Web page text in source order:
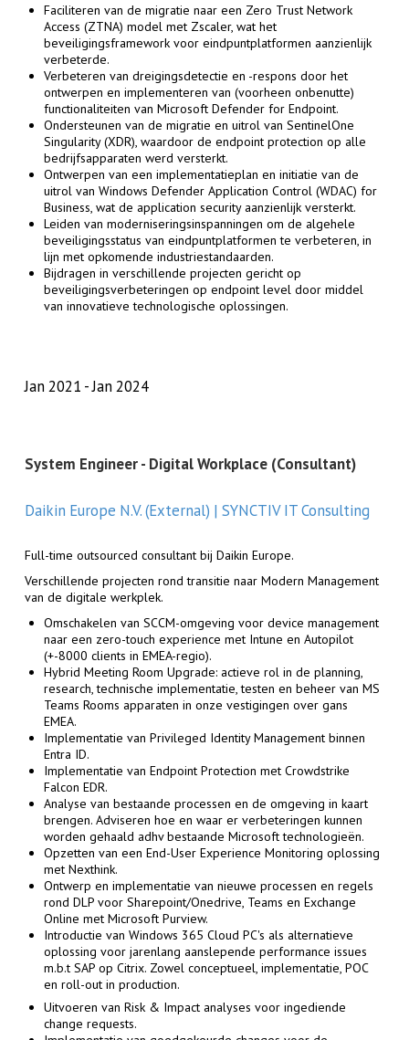
Faciliteren van de migratie naar een Zero Trust Network
Access (ZTNA) model met Zscaler, wat het
beveiligingsframework voor eindpuntplatformen aanzienlijk
verbeterde.
Verbeteren van dreigingsdetectie en -respons door het
ontwerpen en implementeren van (voorheen onbenutte)
functionaliteiten van Microsoft Defender for Endpoint.
Ondersteunen van de migratie en uitrol van SentinelOne
Singularity (XDR), waardoor de endpoint protection op alle
bedrijfsapparaten werd versterkt.
Ontwerpen van een implementatieplan en initiatie van de
uitrol van Windows Defender Application Control (WDAC) for
Business, wat de application security aanzienlijk versterkt.
Leiden van moderniseringsinspanningen om de algehele
beveiligingsstatus van eindpuntplatformen te verbeteren, in
lijn met opkomende industriestandaarden.
Bijdragen in verschillende projecten gericht op
beveiligingsverbeteringen op endpoint level door middel
van innovatieve technologische oplossingen.
Jan 2021 Jan 2024
System Engineer - Digital Workplace (Consultant)
Daikin Europe N.V. (External) | SYNCTIV IT Consulting
Full-time outsourced consultant bij Daikin Europe.
Verschillende projecten rond transitie naar Modern Management
van de digitale werkplek.
Omschakelen van SCCM-omgeving voor device management
naar een zero-touch experience met Intune en Autopilot
(+-8000 clients in EMEA-regio).
Hybrid Meeting Room Upgrade: actieve rol in de planning,
research, technische implementatie, testen en beheer van MS
Teams Rooms apparaten in onze vestigingen over gans
EMEA.
Implementatie van Privileged Identity Management binnen
Entra ID.
Implementatie van Endpoint Protection met Crowdstrike
Falcon EDR.
Analyse van bestaande processen en de omgeving in kaart
brengen. Adviseren hoe en waar er verbeteringen kunnen
worden gehaald adhv bestaande Microsoft technologieën.
Opzetten van een End-User Experience Monitoring oplossing
met Nexthink.
Ontwerp en implementatie van nieuwe processen en regels
rond DLP voor Sharepoint/Onedrive, Teams en Exchange
Online met Microsoft Purview.
Introductie van Windows 365 Cloud PC's als alternatieve
oplossing voor jarenlang aanslepende performance issues
m.b.t SAP op Citrix. Zowel conceptueel, implementatie, POC
en roll-out in production.
Uitvoeren van Risk & Impact analyses voor ingediende
change requests.